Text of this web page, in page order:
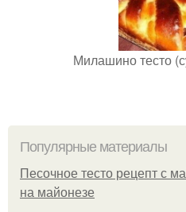
Милашино тесто
Популярные материалы
Песочное тесто рецепт с
на майонезе